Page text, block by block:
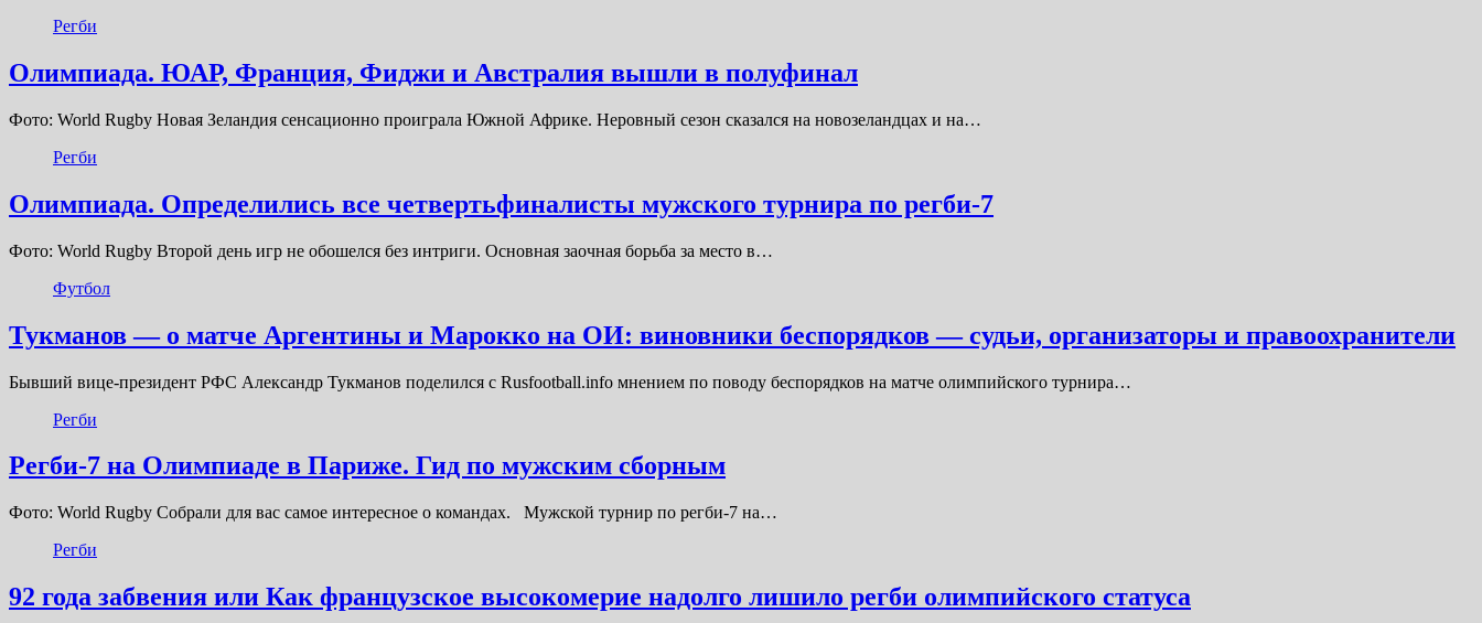
Регби
Олимпиада. ЮАР, Франция, Фиджи и Австралия вышли в полуфинал
Фото: World Rugby Новая Зеландия сенсационно проиграла Южной Африке. Неровный сезон сказался на новозеландцах и на…
Регби
Олимпиада. Определились все четвертьфиналисты мужского турнира по регби-7
Фото: World Rugby Второй день игр не обошелся без интриги. Основная заочная борьба за место в…
Футбол
Тукманов — о матче Аргентины и Марокко на ОИ: виновники беспорядков — судьи, организаторы и правоохранители
Бывший вице-президент РФС Александр Тукманов поделился с Rusfootball.info мнением по поводу беспорядков на матче олимпийского турнира…
Регби
Регби-7 на Олимпиаде в Париже. Гид по мужским сборным
Фото: World Rugby Собрали для вас самое интересное о командах. Мужской турнир по регби-7 на…
Регби
92 года забвения или Как французское высокомерие надолго лишило регби олимпийского статуса